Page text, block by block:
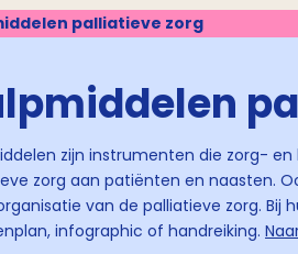
palliatieve zorg
zijn instrumenten die zorg-
zorg aan patiënten en naasten.
van de palliatieve zorg. Bij
infographic of handreiking.